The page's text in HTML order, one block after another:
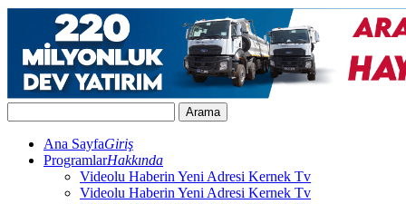
Ana SayfaGiriş
ProgramlarHakkında
Videolu Haberin Yeni Adresi Kernek Tv
Videolu Haberin Yeni Adresi Kernek Tv